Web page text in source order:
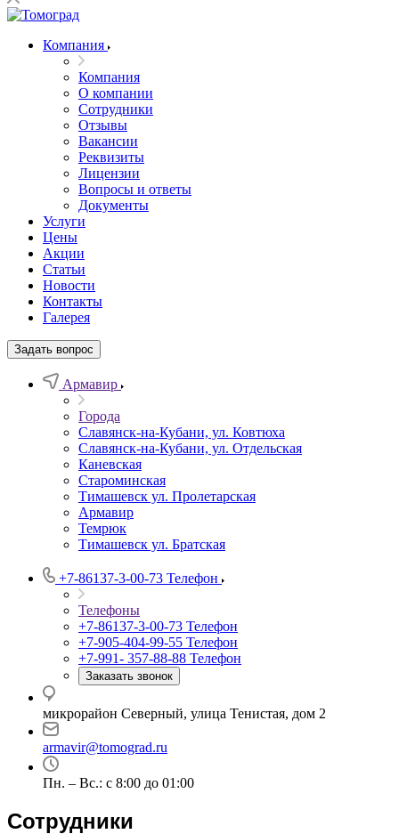
Компания
Компания
О компании
Сотрудники
Отзывы
Вакансии
Реквизиты
Лицензии
Вопросы и ответы
Документы
Услуги
Цены
Акции
Статьи
Новости
Контакты
Галерея
Задать вопрос
Армавир
Города
Славянск-на-Кубани, ул. Ковтюха
Славянск-на-Кубани, ул. Отдельская
Каневская
Староминская
Тимашевск ул. Пролетарская
Армавир
Темрюк
Тимашевск ул. Братская
+7-86137-3-00-73 Телефон
Телефоны
+7-86137-3-00-73 Телефон
+7-905-404-99-55 Телефон
+7-991- 357-88-88 Телефон
Заказать звонок
микрорайон Северный, улица Тенистая, дом 2
armavir@tomograd.ru
Пн. – Вс.: с 8:00 до 01:00
Сотрудники